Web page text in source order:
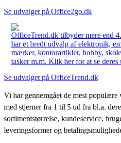
Se udvalget på Office2go.dk
OfficeTrend.dk tilbyder mere end
har et bredt udvalg af elektronik,
mærker, kontorartikler, hobby,
tasker m.m. Klik her for at se deres
Se udvalget på OfficeTrend.dk
Vi har gennemgået de mest populære
med stjerner fra 1 til 5 ud fra bl.a.
sortimentstørrelse, kundeservice,
leveringsformer og